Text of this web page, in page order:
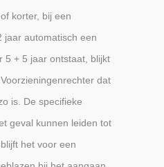
korter, bij een
jaar automatisch een
5 + 5 jaar ontstaat, blijkt
dat
is. De specifieke
geval kunnen leiden tot
het voor een